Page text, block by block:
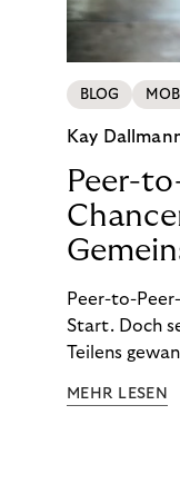
BLOG
Kay
Peer-
Peer-to-
Start. Doch
Teilens
wird, hat sich
MEHR LESEN